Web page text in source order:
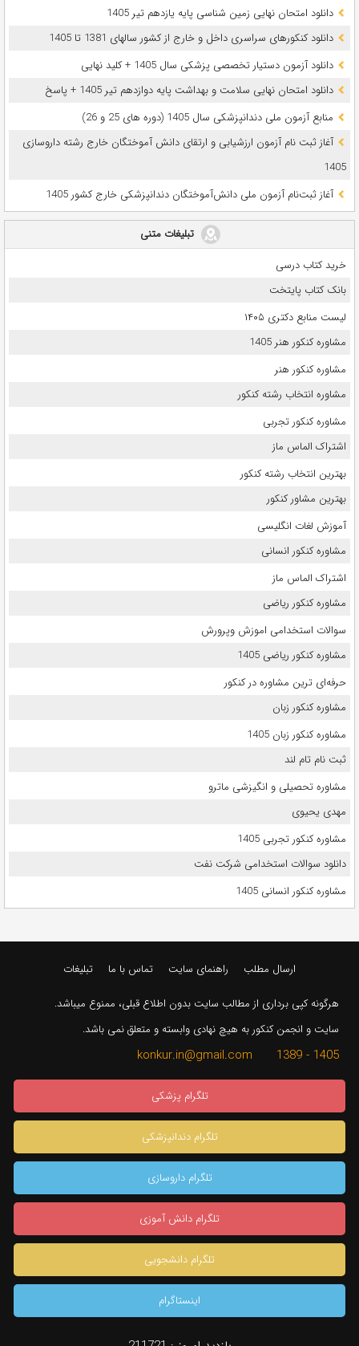
دانلود امتحان نهایی زمین شناسی پایه یازدهم تیر 1405
دانلود کنکورهای سراسری داخل و خارج از کشور سالهای 1381 تا 1405
دانلود آزمون دستیار تخصصی پزشکی سال 1405 + کلید نهایی
دانلود امتحان نهایی سلامت و بهداشت پایه دوازدهم تیر 1405 + پاسخ
ﻣﻨﺎﺑﻊ آزﻣﻮن ﻣﻠﯽ دندانپزشکی سال 1405 (دوره های 25 و 26)
آغاز ثبت نام آزمون‌ ارزشیابی و ارتقای دانش آموختگان خارج رشته داروسازی
1405
آغاز ثبت‌نام آزمون ملی دانش‌آموختگان دندانپزشکی خارج کشور 1405
تبلیغات متنی
خرید کتاب درسی
بانک کتاب پایتخت
لیست منابع دکتری ۱۴۰۵
مشاوره کنکور هنر 1405
مشاوره کنکور هنر
مشاوره انتخاب رشته کنکور
مشاوره کنکور تجربی
اشتراک الماس ماز
بهترین انتخاب رشته کنکور
بهترین مشاور کنکور
آموزش لغات انگلیسی
مشاوره کنکور انسانی
اشتراک الماس ماز
مشاوره کنکور ریاضی
سوالات استخدامی اموزش وپرورش
مشاوره کنکور ریاضی 1405
حرفه‌ای ترین مشاوره در کنکور
مشاوره کنکور زبان
مشاوره کنکور زبان 1405
ثبت نام تام لند
مشاوره تحصیلی و انگیزشی ماترو
مهدی یحیوی
مشاوره کنکور تجربی 1405
دانلود سوالات استخدامی شرکت نفت
مشاوره کنکور انسانی 1405
ارسال مطلب راهنمای سایت تماس با ما تبلیغات
هرگونه کپی برداری از مطالب سایت بدون اطلاع قبلی، ممنوع میباشد.
سایت و انجمن کنکور به هیچ نهادی وابسته و متعلق نمی باشد.
1405 - 1389 konkur.in@gmail.com
تلگرام پزشکی
تلگرام دندانپزشکی
تلگرام داروسازی
تلگرام دانش آموزی
تلگرام دانشجویی
اینستاگرام